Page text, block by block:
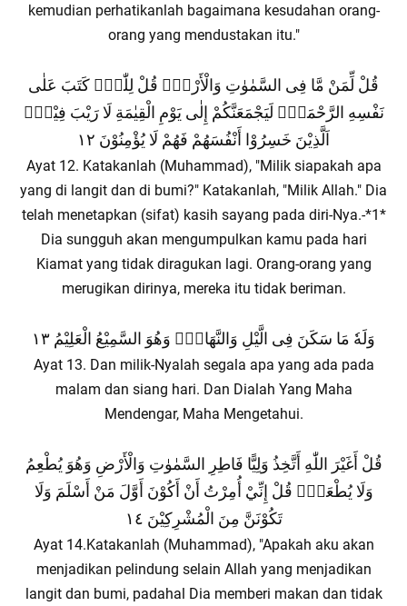
kemudian perhatikanlah bagaimana kesudahan orang-
orang yang mendustakan itu."
قُلْ لِّمَنْ مَّا فِى السَّمٰوٰتِ وَالْأَرْضِۗ قُلْ لِلّٰهِۗ كَتَبَ عَلٰى
نَفْسِهِ الرَّحْمَةَۗ لَيَجْمَعَنَّكُمْ إِلٰى يَوْمِ الْقِيٰمَةِ لَا رَيْبَ فِيْهِۗ
اَلَّذِيْنَ خَسِرُوْا أَنْفُسَهُمْ فَهُمْ لَا يُؤْمِنُوْنَ ١٢
Ayat 12. Katakanlah (Muhammad), "Milik siapakah apa
yang di langit dan di bumi?" Katakanlah, "Milik Allah." Dia
telah menetapkan (sifat) kasih sayang pada diri-Nya.-*1*
Dia sungguh akan mengumpulkan kamu pada hari
Kiamat yang tidak diragukan lagi. Orang-orang yang
merugikan dirinya, mereka itu tidak beriman.
وَلَهٗ مَا سَكَنَ فِى الَّيْلِ وَالنَّهَارِۗ وَهُوَ السَّمِيْعُ الْعَلِيْمُ ١٣
Ayat 13. Dan milik-Nyalah segala apa yang ada pada
malam dan siang hari. Dan Dialah Yang Maha
Mendengar, Maha Mengetahui.
قُلْ أَغَيْرَ اللّٰهِ أَتَّخِذُ وَلِيًّا فَاطِرِ السَّمٰوٰتِ وَالْأَرْضِ وَهُوَ يُطْعِمُ
وَلَا يُطْعَمُۗ قُلْ إِنِّيْ أُمِرْتُ أَنْ أَكُوْنَ أَوَّلَ مَنْ أَسْلَمَ وَلَا
تَكُوْنَنَّ مِنَ الْمُشْرِكِيْنَ ١٤
Ayat 14.Katakanlah (Muhammad), "Apakah aku akan
menjadikan pelindung selain Allah yang menjadikan
langit dan bumi, padahal Dia memberi makan dan tidak